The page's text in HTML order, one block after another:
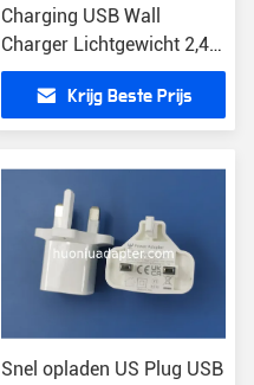
Charging USB Wall
Charger Lichtgewicht 2,4
oz 100-240V
InlaatspanningKrijg Beste Prijs
Snel opladen US Plug USB